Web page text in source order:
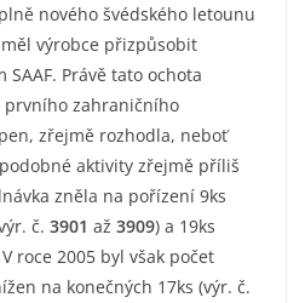
nového švédského letounu
měl výrobce přizpůsobit
Právě tato ochota
prvního zahraničního
zřejmě rozhodla, neboť
aktivity zřejmě příliš
zněla na pořízení 9ks
č. 3901 až 3909) a 19ks
roce 2005 byl však počet
na konečných 17ks (výr. č.